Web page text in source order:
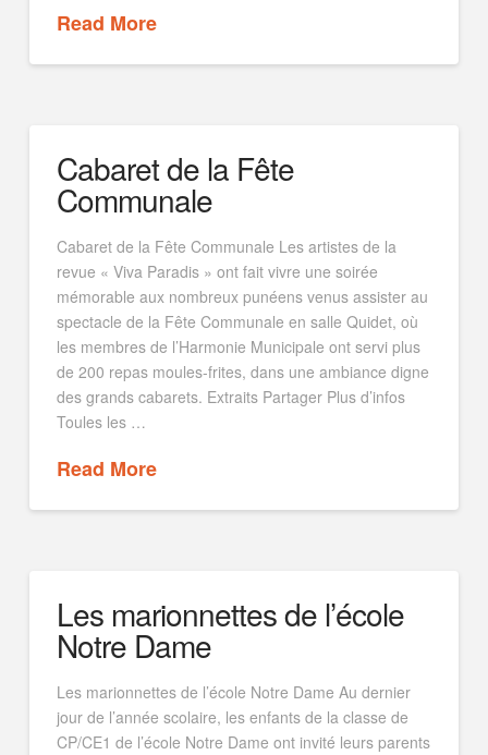
Read More
Cabaret de la Fête
Communale
Cabaret de la Fête Communale Les artistes de la
revue « Viva Paradis » ont fait vivre une soirée
mémorable aux nombreux punéens venus assister au
spectacle de la Fête Communale en salle Quidet, où
les membres de l’Harmonie Municipale ont servi plus
de 200 repas moules-frites, dans une ambiance digne
des grands cabarets. Extraits Partager Plus d’infos
Toules les …
Read More
Les marionnettes de l’école
Notre Dame
Les marionnettes de l’école Notre Dame Au dernier
jour de l’année scolaire, les enfants de la classe de
CP/CE1 de l’école Notre Dame ont invité leurs parents